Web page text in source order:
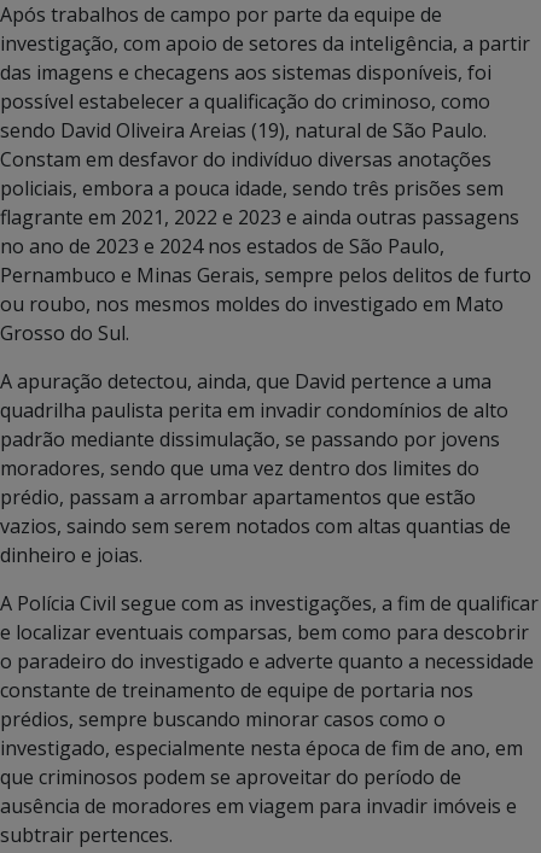
Após trabalhos de campo por parte da equipe de
investigação, com apoio de setores da inteligência, a partir
das imagens e checagens aos sistemas disponíveis, foi
possível estabelecer a qualificação do criminoso, como
sendo David Oliveira Areias (19), natural de São Paulo.
Constam em desfavor do indivíduo diversas anotações
policiais, embora a pouca idade, sendo três prisões sem
flagrante em 2021, 2022 e 2023 e ainda outras passagens
no ano de 2023 e 2024 nos estados de São Paulo,
Pernambuco e Minas Gerais, sempre pelos delitos de furto
ou roubo, nos mesmos moldes do investigado em Mato
Grosso do Sul.
A apuração detectou, ainda, que David pertence a uma
quadrilha paulista perita em invadir condomínios de alto
padrão mediante dissimulação, se passando por jovens
moradores, sendo que uma vez dentro dos limites do
prédio, passam a arrombar apartamentos que estão
vazios, saindo sem serem notados com altas quantias de
dinheiro e joias.
A Polícia Civil segue com as investigações, a fim de qualificar
e localizar eventuais comparsas, bem como para descobrir
o paradeiro do investigado e adverte quanto a necessidade
constante de treinamento de equipe de portaria nos
prédios, sempre buscando minorar casos como o
investigado, especialmente nesta época de fim de ano, em
que criminosos podem se aproveitar do período de
ausência de moradores em viagem para invadir imóveis e
subtrair pertences.